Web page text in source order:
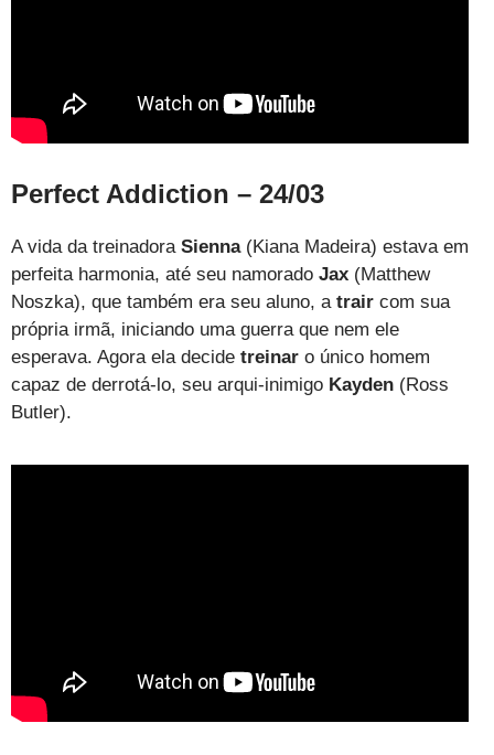
Perfect Addiction – 24/03
A vida da treinadora Sienna(Kiana Madeira) estava em
perfeita harmonia, até seu namorado Jax (Matthew
Noszka), que também era seu aluno, atrair com sua
própria irmã, iniciando uma guerra que nem ele
esperava. Agora ela decide treinar o único homem
capaz de derrotá-lo, seu arqui-inimigo Kayden (Ross
Butler).